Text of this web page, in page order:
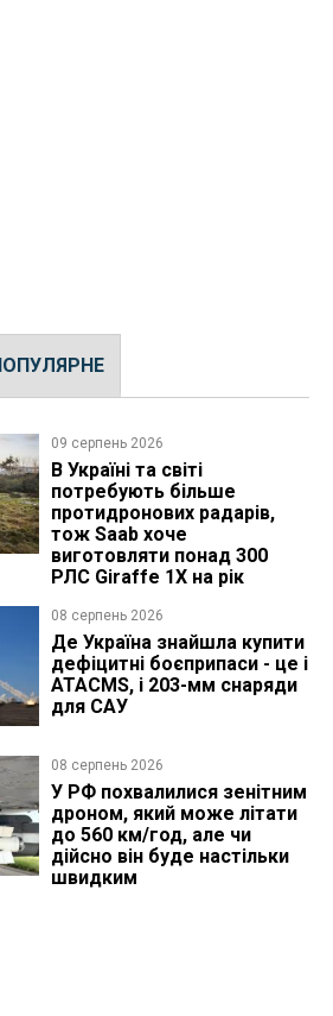
09 серпень 2026
В Україні та світі
потребують більше
протидронових радарів,
тож Saab хоче
виготовляти понад 300
РЛС Giraffe 1X на рік
08 серпень 2026
Де Україна знайшла купити
дефіцитні боєприпаси - це і
ATACMS, і 203-мм снаряди
для САУ
08 серпень 2026
У РФ похвалилися зенітним
дроном, який може літати
до 560 км/год, але чи
дійсно він буде настільки
швидким